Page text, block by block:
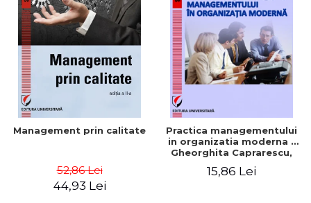
Management prin calitate
52,86 Lei
44,93 Lei
Practica managementului
in organizatia moderna -
Gheorghita Caprarescu,
Georgiana Aron
15,86 Lei